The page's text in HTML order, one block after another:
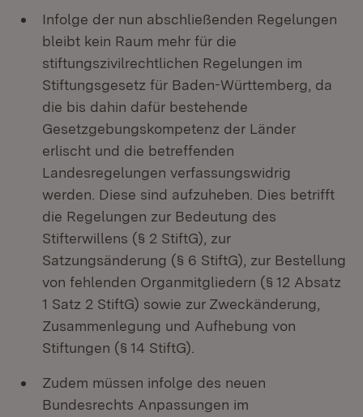
Infolge der nun abschließenden Regelungen
bleibt kein Raum mehr für die
stiftungszivilrechtlichen Regelungen im
Stiftungsgesetz für Baden-Württemberg, da
die bis dahin dafür bestehende
Gesetzgebungskompetenz der Länder
erlischt und die betreffenden
Landesregelungen verfassungswidrig
werden. Diese sind aufzuheben. Dies betrifft
die Regelungen zur Bedeutung des
Stifterwillens (§ 2 StiftG), zur
Satzungsänderung (§ 6 StiftG), zur Bestellung
von fehlenden Organmitgliedern (§ 12 Absatz
1 Satz 2 StiftG) sowie zur Zweckänderung,
Zusammenlegung und Aufhebung von
Stiftungen (§ 14 StiftG).
Zudem müssen infolge des neuen
Bundesrechts Anpassungen im